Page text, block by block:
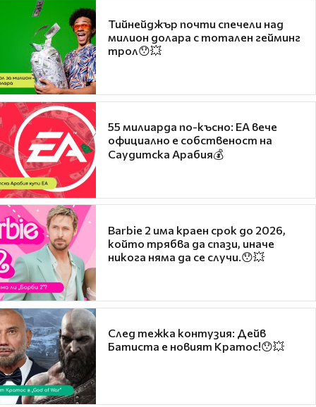
Тийнейджър почти спечели над
милион долара с тотален гейминг
трол😯💥
55 милиарда по-късно: EA вече
официално е собственост на
Саудитска Арабия💰
Barbie 2 има краен срок до 2026,
който трябва да спази, иначе
никога няма да се случи.😯💥
След тежка контузия: Дейв
Батиста е новият Кратос!😯💥